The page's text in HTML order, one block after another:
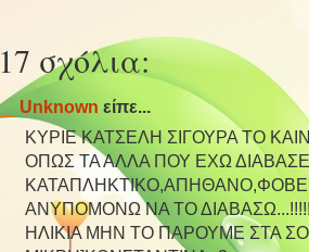
17 σχόλια:
Unknown είπε...
ΚΥΡΙΕ ΚΑΤΣΕΛΗ ΣΙΓΟΥΡΑ ΤΟ
ΟΠΩΣ ΤΑ ΑΛΛΑ ΠΟΥ ΕΧΩ
ΑΝΥΠΟΜΟΝΩ ΝΑ ΤΟ
ΗΛΙΚΙΑ ΜΗΝ ΤΟ ΠΑΡΟΥΜΕ ΣΤΑ